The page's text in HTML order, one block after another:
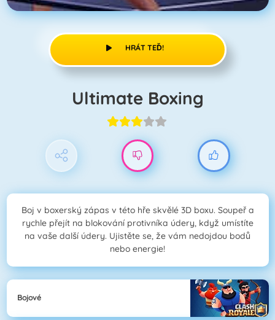
HRÁT TEĎ!
Ultimate Boxing
Boj v boxerský zápas v této hře skvělé 3D boxu. Soupeř a
rychle přejít na blokování protivníka údery, když umístíte
na vaše další údery. Ujistěte se, že vám nedojdou bodů
nebo energie!
Bojové